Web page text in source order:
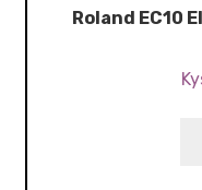
Roland EC10